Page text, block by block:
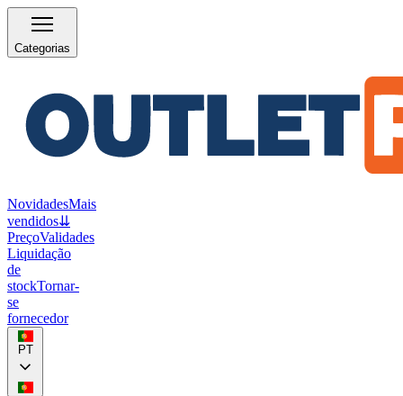
Categorias
NovidadesMais
vendidos⇊
PreçoValidades
Liquidação
de
stockTornar-
se
fornecedor
PT